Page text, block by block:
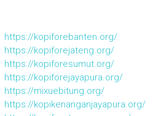
https://kopiforebanten.org/
https://kopiforejateng.org/
https://kopiforesumut.org/
https://kopiforejayapura.org/
https://mixuebitung.org/
https://kopikenanganjayapura.org/